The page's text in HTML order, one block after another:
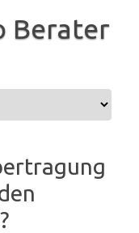
Berater